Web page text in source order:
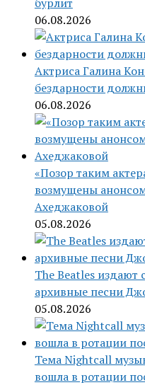
06.08.2026
Актриса Галина
бездарности
06.08.2026
«Позор таким
возмущены
Ахеджаковой
05.08.2026
The Beatles издают
архивные песни
05.08.2026
Тема Nightcall
вошла в ротации